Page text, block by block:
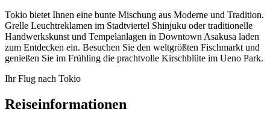
Tokio bietet Ihnen eine bunte Mischung aus Moderne und Tradition.
Grelle Leuchtreklamen im Stadtviertel Shinjuku oder traditionelle
Handwerkskunst und Tempelanlagen in Downtown Asakusa laden
zum Entdecken ein. Besuchen Sie den weltgrößten Fischmarkt und
genießen Sie im Frühling die prachtvolle Kirschblüte im Ueno Park.
Ihr Flug nach Tokio
Reiseinformationen